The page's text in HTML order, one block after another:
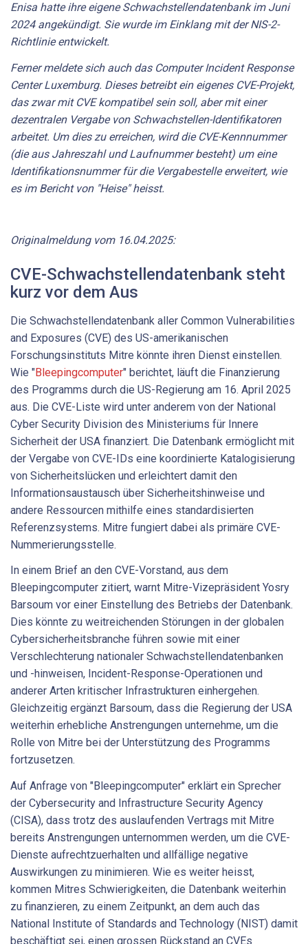
Enisa hatte ihre eigene Schwachstellendatenbank im Juni
2024 angekündigt. Sie wurde im Einklang mit der NIS-2-
Richtlinie entwickelt.
Ferner meldete sich auch das Computer Incident Response
Center Luxemburg. Dieses betreibt ein eigenes CVE-Projekt,
das zwar mit CVE kompatibel sein soll, aber mit einer
dezentralen Vergabe von Schwachstellen-Identifikatoren
arbeitet. Um dies zu erreichen, wird die CVE-Kennnummer
(die aus Jahreszahl und Laufnummer besteht) um eine
Identifikationsnummer für die Vergabestelle erweitert, wie
es im Bericht von "Heise" heisst.
Originalmeldung vom 16.04.2025:
CVE-Schwachstellendatenbank steht
kurz vor dem Aus
Die Schwachstellendatenbank aller Common Vulnerabilities
and Exposures (CVE) des US-amerikanischen
Forschungsinstituts Mitre könnte ihren Dienst einstellen.
Wie "Bleepingcomputer" berichtet, läuft die Finanzierung
des Programms durch die US-Regierung am 16. April 2025
aus. Die CVE-Liste wird unter anderem von der National
Cyber ​​Security Division des Ministeriums für Innere
Sicherheit der USA finanziert. Die Datenbank ermöglicht mit
der Vergabe von CVE-IDs eine koordinierte Katalogisierung
von Sicherheitslücken und erleichtert damit den
Informationsaustausch über Sicherheitshinweise und
andere Ressourcen mithilfe eines standardisierten
Referenzsystems. Mitre fungiert dabei als primäre CVE-
Nummerierungsstelle.
In einem Brief an den CVE-Vorstand, aus dem
Bleepingcomputer zitiert, warnt Mitre-Vizepräsident Yosry
Barsoum vor einer Einstellung des Betriebs der Datenbank.
Dies könnte zu weitreichenden Störungen in der globalen
Cybersicherheitsbranche führen sowie mit einer
Verschlechterung nationaler Schwachstellendatenbanken
und -hinweisen, Incident-Response-Operationen und
anderer Arten kritischer Infrastrukturen einhergehen.
Gleichzeitig ergänzt Barsoum, dass die Regierung der USA
weiterhin erhebliche Anstrengungen unternehme, um die
Rolle von Mitre bei der Unterstützung des Programms
fortzusetzen.
Auf Anfrage von "Bleepingcomputer" erklärt ein Sprecher
der Cybersecurity and Infrastructure Security Agency
(CISA), dass trotz des auslaufenden Vertrags mit Mitre
bereits Anstrengungen unternommen werden, um die CVE-
Dienste aufrechtzuerhalten und allfällige negative
Auswirkungen zu minimieren. Wie es weiter heisst,
kommen Mitres Schwierigkeiten, die Datenbank weiterhin
zu finanzieren, zu einem Zeitpunkt, an dem auch das
National Institute of Standards and Technology (NIST) damit
beschäftigt sei, einen grossen Rückstand an CVEs